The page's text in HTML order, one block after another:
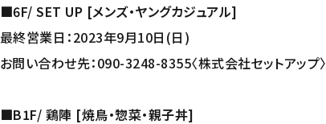
■6F/ SET UP [メンズ・ヤングカジュアル]
最終営業日：2023年9月10日(日)
お問い合わせ先：090-3248-8355〈株式会社セットアップ〉
■B1F/ 鶏陣 [焼鳥・惣菜・親子丼]